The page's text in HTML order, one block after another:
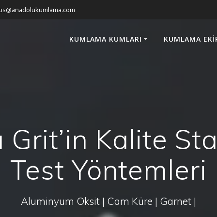
KUMLAMA KUMLARI KUMLAMA
Grit’in Kalite
Test Yöntemleri
Aluminyum Oksit | Cam Küre | Garnet |